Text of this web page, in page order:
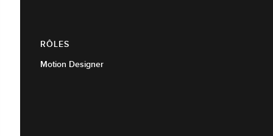
RÔLES
Motion Designer